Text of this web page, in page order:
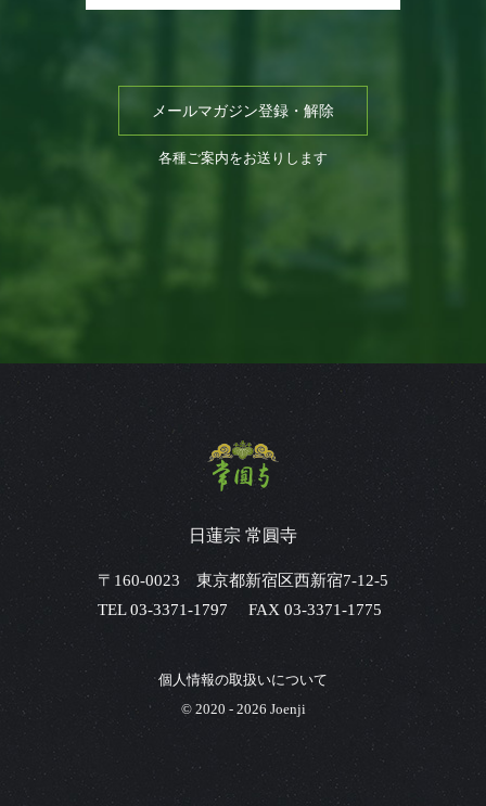
メールマガジン登録・解除
各種ご案内をお送りします
日蓮宗 常圓寺
〒160-0023 東京都新宿区西新宿7-12-5
TEL 03-3371-1797 FAX 03-3371-1775
個人情報の取扱いについて
© 2020 - 2026 Joenji